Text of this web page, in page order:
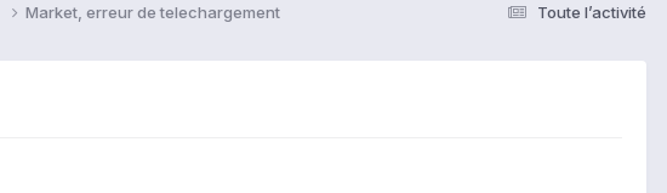
Toute l’activité
Market, erreur de telechargement